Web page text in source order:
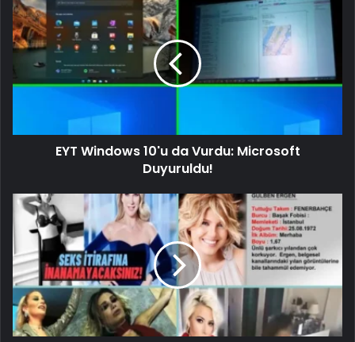
EYT Windows 10'u da Vurdu: Microsoft
Duyuruldu!